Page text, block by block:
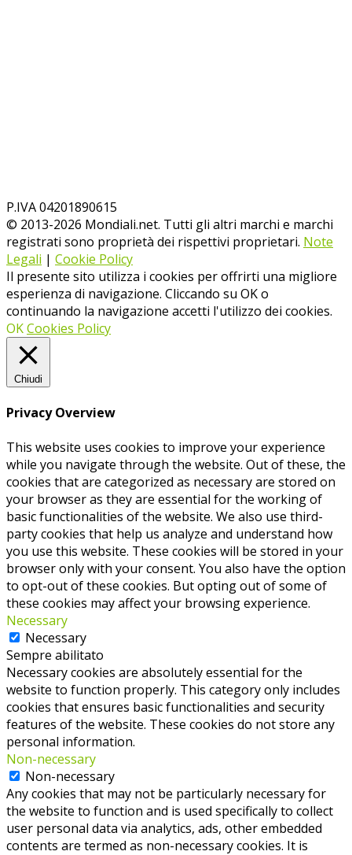
P.IVA 04201890615
© 2013-2026 Mondiali.net. Tutti gli altri marchi e marchi
registrati sono proprietà dei rispettivi proprietari. Note
Legali | Cookie Policy
Il presente sito utilizza i cookies per offrirti una migliore
esperienza di navigazione. Cliccando su OK o
continuando la navigazione accetti l'utilizzo dei cookies.
OKCookies Policy
Chiudi
Privacy Overview
This website uses cookies to improve your experience
while you navigate through the website. Out of these, the
cookies that are categorized as necessary are stored on
your browser as they are essential for the working of
basic functionalities of the website. We also use third-
party cookies that help us analyze and understand how
you use this website. These cookies will be stored in your
browser only with your consent. You also have the option
to opt-out of these cookies. But opting out of some of
these cookies may affect your browsing experience.
Necessary
Necessary
Sempre abilitato
Necessary cookies are absolutely essential for the
website to function properly. This category only includes
cookies that ensures basic functionalities and security
features of the website. These cookies do not store any
personal information.
Non-necessary
Non-necessary
Any cookies that may not be particularly necessary for
the website to function and is used specifically to collect
user personal data via analytics, ads, other embedded
contents are termed as non-necessary cookies. It is